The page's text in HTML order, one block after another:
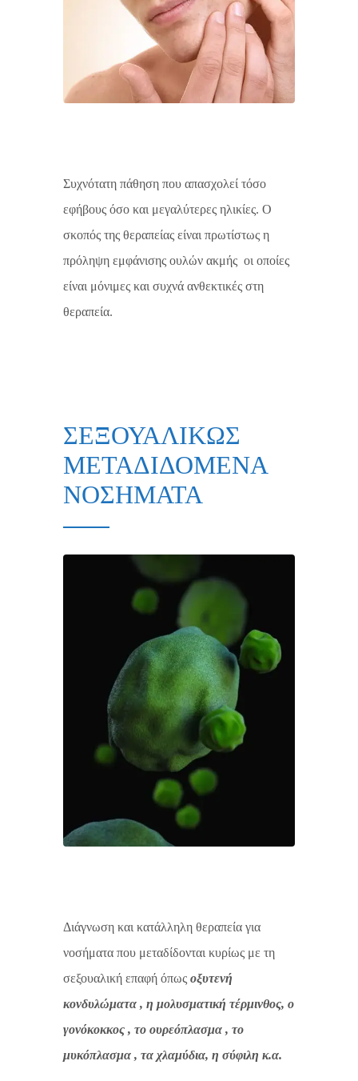
Συχνότατη πάθηση που απασχολεί τόσο
εφήβους όσο και μεγαλύτερες ηλικίες. Ο
σκοπός της θεραπείας είναι πρωτίστως η
πρόληψη εμφάνισης ουλών ακμής οι οποίες
είναι μόνιμες και συχνά ανθεκτικές στη
θεραπεία.
ΣΕΞΟΥΑΛΙΚΩΣ
ΜΕΤΑΔΙΔΟΜΕΝΑ
ΝΟΣΗΜΑΤΑ
Διάγνωση και κατάλληλη θεραπεία για
νοσήματα που μεταδίδονται κυρίως με τη
σεξουαλική επαφή όπως οξυτενή
κονδυλώματα , η μολυσματική τέρμινθος, ο
γονόκοκκος , το ουρεόπλασμα , το
μυκόπλασμα , τα χλαμύδια, η σύφιλη κ.α.